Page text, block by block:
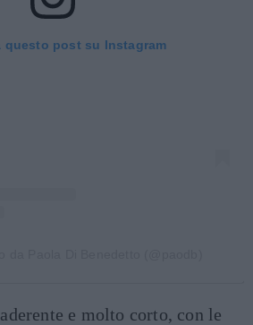
questo post su Instagram
e molto corto, con le